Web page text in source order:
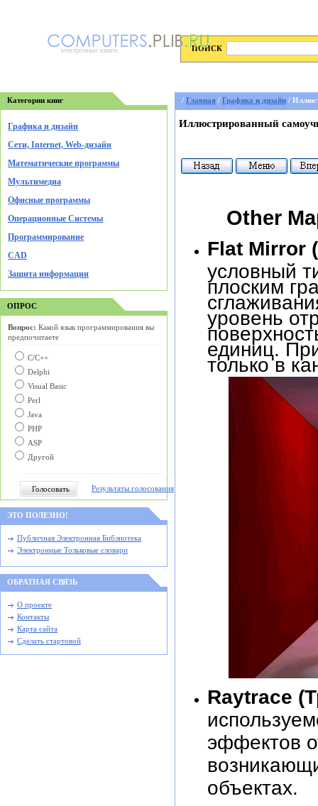
электронные книги ПОИСК
Категории книг
Графика и дизайн
Cети, Internet, Web-дизайн
Математические программы
Мультимедиа
Офисные программы
Операционные Системы
Программирование
CAD
Защита информации
ОПРОС
Вопрос: Какой язык программирования вы
предпочитаете
С/C++
Delphi
Visual Basic
Perl
Java
PHP
ASP
Другой
Результаты голосования
ЭТО ПОЛЕЗНО!
Публичная Электронная Библиотека
Электронные Тольковые словари
ОБРАТНАЯ СВЯЗЬ
О проекте
Контакты
Карта сайта
Сделать стартовой
/ Главная / Графика и дизайн /
Иллюстрированный
Other
Flat Mirror
условный
плоским
уровень
единиц.
только в
Raytrace
эффектов
объектах.